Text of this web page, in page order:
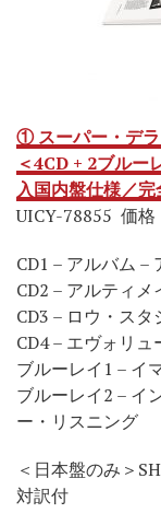
① スーパー・デ
＜4CD + 2ブルー
入国内盤仕様／完
UICY-78855 価
CD1 – アルバム
CD2 – アルティ
CD3 – ロウ・ス
CD4 – エヴォリ
ブルーレイ1 – イ
ブルーレイ2 – イ
ー・リスニング
＜日本盤のみ＞
対訳付